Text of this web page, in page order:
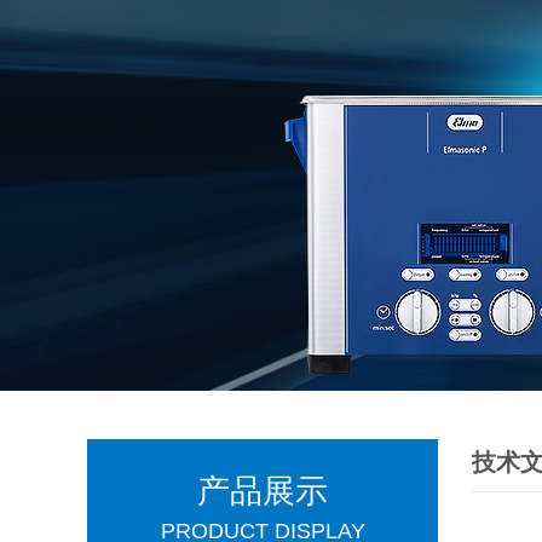
产品展示
PRODUCT DISPLAY
技术